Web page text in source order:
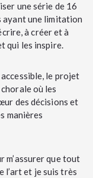
une série de 16
une limitation
à créer et à
qui les inspire.
le projet
où les
des décisions et
manières
m’assurer que tout
l’art et je suis très